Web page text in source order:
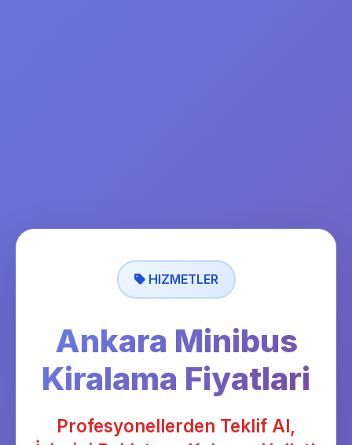
HIZMETLER
Ankara Minibus
Kiralama Fiyatlari
Profesyonellerden Teklif Al,